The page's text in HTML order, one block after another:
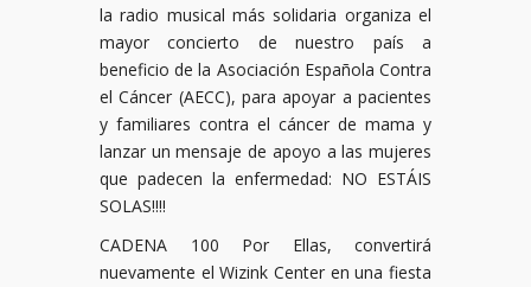
la radio musical más solidaria organiza el
mayor concierto de nuestro país a
beneficio de la Asociación Española Contra
el Cáncer (AECC), para apoyar a pacientes
y familiares contra el cáncer de mama y
lanzar un mensaje de apoyo a las mujeres
que padecen la enfermedad: NO ESTÁIS
SOLAS!!!!
CADENA 100 Por Ellas, convertirá
nuevamente el Wizink Center en una fiesta